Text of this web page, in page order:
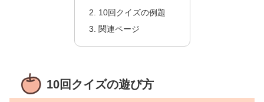
10回クイズの例題
関連ページ
10回クイズの遊び方